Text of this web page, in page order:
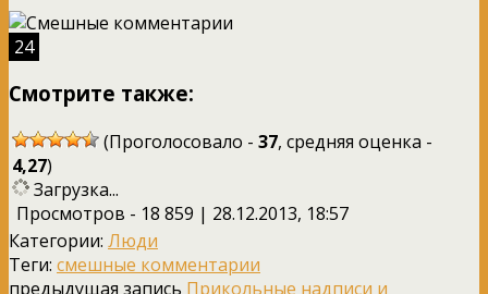
24
Смотрите также:
(Проголосовало - 37, средняя оценка -
4,27)
Загрузка...
Просмотров - 18 859 | 28.12.2013, 18:57
Категории: Люди
Теги: смешные комментарии
предыдущая запись Прикольные надписи и